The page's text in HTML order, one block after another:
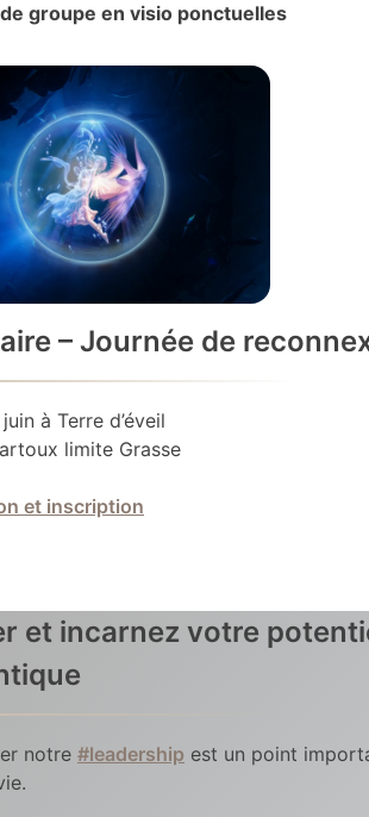
groupe en visio ponctuelles
– Journée de
à Terre d’éveil
limite Grasse
et inscription
et incarnez votre
notre #leadership est un point